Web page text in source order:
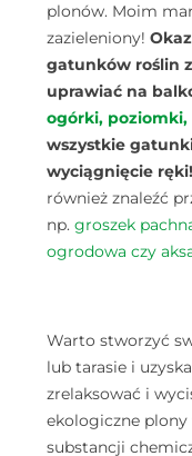
plonów. Moim
zazieleniony!
gatunków roślin
uprawiać na
ogórki, poziomki,
wszystkie
wyciągnięcie ręki!
również znaleźć
np. groszek
ogrodowa czy
Warto stworzyć
lub tarasie i
zrelaksować i
ekologiczne
substancji